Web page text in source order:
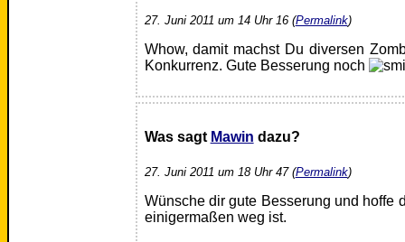
27. Juni 2011 um 14 Uhr 16 (Permalink)
Whow, damit machst Du diversen
Konkurrenz. Gute Besserung noch
Was sagt Mawin dazu?
27. Juni 2011 um 18 Uhr 47 (Permalink)
Wünsche dir gute Besserung und hoffe
einigermaßen weg ist.